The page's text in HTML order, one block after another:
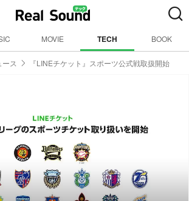
MOVIE TECH BOOK
ース 『LINEチケット』スポーツ公式戦取扱開始